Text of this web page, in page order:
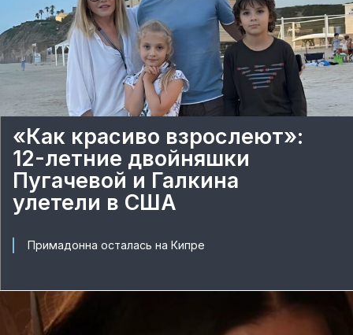
«Как красиво взрослеют»:
12-летние двойняшки
Пугачевой и Галкина
улетели в США
Примадонна осталась на Кипре